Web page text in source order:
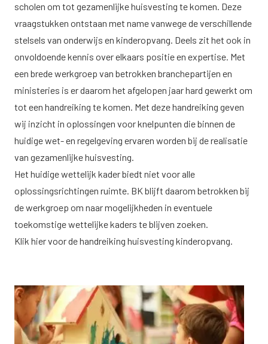
scholen om tot gezamenlijke huisvesting te komen. Deze
vraagstukken ontstaan met name vanwege de verschillende
stelsels van onderwijs en kinderopvang. Deels zit het ook in
onvoldoende kennis over elkaars positie en expertise. Met
een brede werkgroep van betrokken branchepartijen en
ministeries is er daarom het afgelopen jaar hard gewerkt om
tot een handreiking te komen. Met deze handreiking geven
wij inzicht in oplossingen voor knelpunten die binnen de
huidige wet- en regelgeving ervaren worden bij de realisatie
van gezamenlijke huisvesting.
Het huidige wettelijk kader biedt niet voor alle
oplossingsrichtingen ruimte. BK blijft daarom betrokken bij
de werkgroep om naar mogelijkheden in eventuele
toekomstige wettelijke kaders te blijven zoeken.
Klik hiervoor de handreiking huisvesting kinderopvang.